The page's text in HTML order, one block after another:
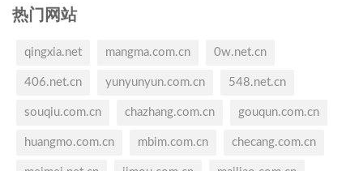
热门网站
qingxia.net mangma.com.cn 0w.net.cn
406.net.cn yunyunyun.com.cn 548.net.cn
souqiu.com.cn chazhang.com.cn gouqun.com.cn
huangmo.com.cn mbim.com.cn checang.com.cn